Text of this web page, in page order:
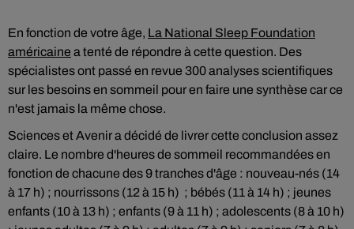
En fonction de votre âge, La National Sleep Foundation
américaine a tenté de répondre à cette question. Des
spécialistes ont passé en revue 300 analyses scientifiques
sur les besoins en sommeil pour en faire une synthèse car ce
n'est jamais la même chose.
Sciences et Avenir a décidé de livrer cette conclusion assez
claire. Le nombre d'heures de sommeil recommandées en
fonction de chacune des 9 tranches d'âge : nouveau-nés (14
à 17 h) ; nourrissons (12 à 15 h) ; bébés (11 à 14 h) ; jeunes
enfants (10 à 13 h) ; enfants (9 à 11 h) ; adolescents (8 à 10 h)